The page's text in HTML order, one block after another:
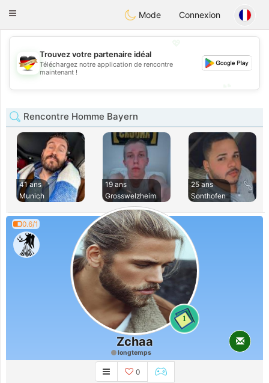
DeutschDating
Toggle
Mode Connexion
💖
💕
Trouvez votre partenaire idéal
Téléchargez notre application de rencontre
maintenant !
Rencontre Homme Bayern
41 ans
Munich
19 ans
Grosswelzheim
25 ans
Sonthofen
0.6/1
1
Zchaa
longtemps
0